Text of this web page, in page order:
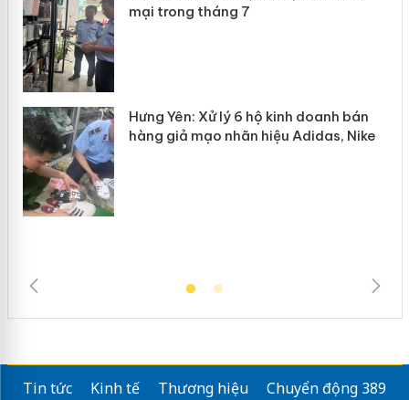
Tin tức Kinh tế Thương hiệu
Chuyển động 389